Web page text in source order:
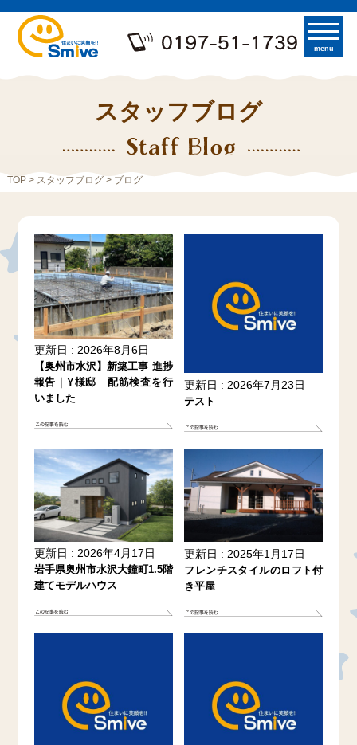
menu
スタッフブログ
TOP> スタッフブログ> ブログ
更新日 : 2026年8月6日
【奥州市水沢】新築工事 進捗
報告｜Y様邸 配筋検査を行
いました
更新日 : 2026年7月23日
テスト
更新日 : 2026年4月17日
岩手県奥州市水沢大鐘町1.5階
建てモデルハウス
更新日 : 2025年1月17日
フレンチスタイルのロフト付
き平屋